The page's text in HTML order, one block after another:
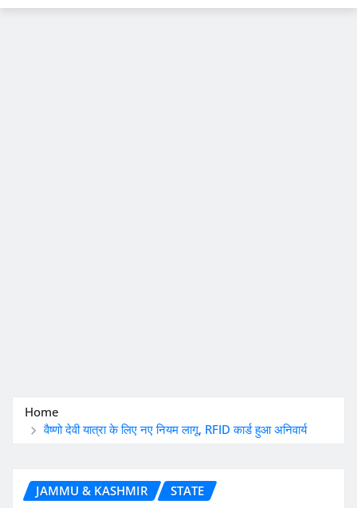
Home
वैष्णो देवी यात्रा के लिए नए नियम लागू, RFID कार्ड हुआ अनिवार्य
JAMMU & KASHMIR STATE